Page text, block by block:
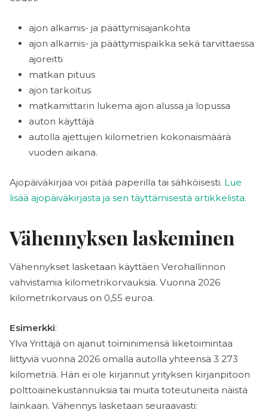
ajon alkamis- ja päättymisajankohta
ajon alkamis- ja päättymispaikka sekä tarvittaessa
ajoreitti
matkan pituus
ajon tarkoitus
matkamittarin lukema ajon alussa ja lopussa
auton käyttäjä
autolla ajettujen kilometrien kokonaismäärä
vuoden aikana.
Ajopäiväkirjaa voi pitää paperilla tai sähköisesti. Lue
lisää ajopäiväkirjasta ja sen täyttämisestä artikkelista.
Vähennyksen laskeminen
Vähennykset lasketaan käyttäen Verohallinnon
vahvistamia kilometrikorvauksia. Vuonna 2026
kilometrikorvaus on 0,55 euroa.
Esimerkki:
Ylva Yrittäjä on ajanut toiminimensä liiketoimintaa
liittyviä vuonna 2026 omalla autolla yhteensä 3 273
kilometriä. Hän ei ole kirjannut yrityksen kirjanpitoon
polttoainekustannuksia tai muita toteutuneita näistä
lainkaan. Vähennys lasketaan seuraavasti: